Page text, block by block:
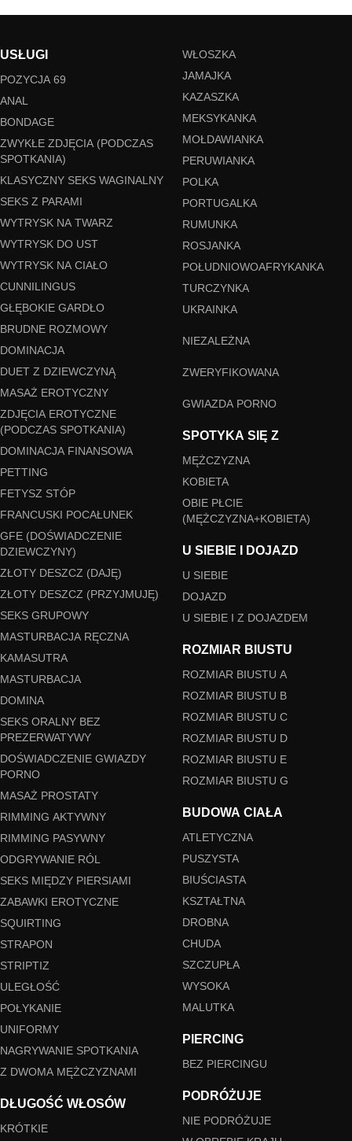
USŁUGI
POZYCJA 69
ANAL
BONDAGE
ZWYKŁE ZDJĘCIA (PODCZAS
SPOTKANIA)
KLASYCZNY SEKS WAGINALNY
SEKS Z PARAMI
WYTRYSK NA TWARZ
WYTRYSK DO UST
WYTRYSK NA CIAŁO
CUNNILINGUS
GŁĘBOKIE GARDŁO
BRUDNE ROZMOWY
DOMINACJA
DUET Z DZIEWCZYNĄ
MASAŻ EROTYCZNY
ZDJĘCIA EROTYCZNE
(PODCZAS SPOTKANIA)
DOMINACJA FINANSOWA
PETTING
FETYSZ STÓP
FRANCUSKI POCAŁUNEK
GFE (DOŚWIADCZENIE
DZIEWCZYNY)
ZŁOTY DESZCZ (DAJĘ)
ZŁOTY DESZCZ (PRZYJMUJĘ)
SEKS GRUPOWY
MASTURBACJA RĘCZNA
KAMASUTRA
MASTURBACJA
DOMINA
SEKS ORALNY BEZ
PREZERWATYWY
DOŚWIADCZENIE GWIAZDY
PORNO
MASAŻ PROSTATY
RIMMING AKTYWNY
RIMMING PASYWNY
ODGRYWANIE RÓL
SEKS MIĘDZY PIERSIAMI
ZABAWKI EROTYCZNE
SQUIRTING
STRAPON
STRIPTIZ
ULEGŁOŚĆ
POŁYKANIE
UNIFORMY
NAGRYWANIE SPOTKANIA
Z DWOMA MĘŻCZYZNAMI
DŁUGOŚĆ WŁOSÓW
KRÓTKIE
WŁOSZKA
JAMAJKA
KAZASZKA
MEKSYKANKA
MOŁDAWIANKA
PERUWIANKA
POLKA
PORTUGALKA
RUMUNKA
ROSJANKA
POŁUDNIOWOAFRYKANKA
TURCZYNKA
UKRAINKA
NIEZALEŻNA
ZWERYFIKOWANA
GWIAZDA PORNO
SPOTYKA SIĘ Z
MĘŻCZYZNA
KOBIETA
OBIE PŁCIE
(MĘŻCZYZNA+KOBIETA)
U SIEBIE I DOJAZD
U SIEBIE
DOJAZD
U SIEBIE I Z DOJAZDEM
ROZMIAR BIUSTU
ROZMIAR BIUSTU A
ROZMIAR BIUSTU B
ROZMIAR BIUSTU C
ROZMIAR BIUSTU D
ROZMIAR BIUSTU E
ROZMIAR BIUSTU G
BUDOWA CIAŁA
ATLETYCZNA
PUSZYSTA
BIUŚCIASTA
KSZTAŁTNA
DROBNA
CHUDA
SZCZUPŁA
WYSOKA
MALUTKA
PIERCING
BEZ PIERCINGU
PODRÓŻUJE
NIE PODRÓŻUJE